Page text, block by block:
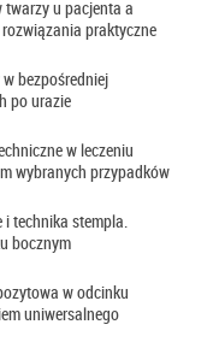
twarzy u pacjenta a
praktyczne
bezpośredniej
po urazie
w leczeniu
wybranych przypadków
i technika stempla.
bocznym
w odcinku
uniwersalnego